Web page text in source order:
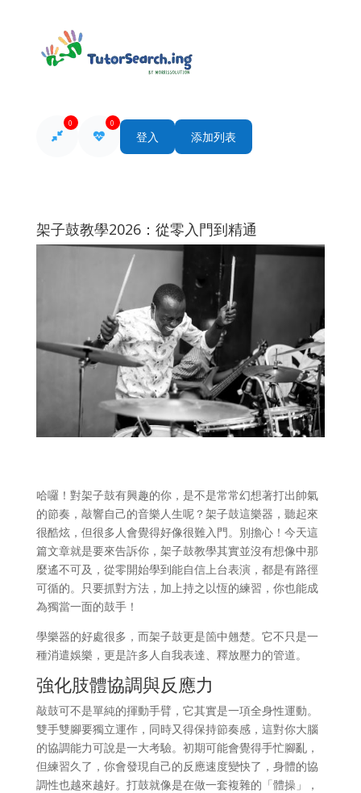
0 0
登入 添加列表
架子鼓教學2026：從零入門到精通
哈囉！對架子鼓有興趣的你，是不是常常幻想著打出帥氣
的節奏，敲響自己的音樂人生呢？架子鼓這樂器，聽起來
很酷炫，但很多人會覺得好像很難入門。別擔心！今天這
篇文章就是要來告訴你，架子鼓教學其實並沒有想像中那
麼遙不可及，從零開始學到能自信上台表演，都是有路徑
可循的。只要抓對方法，加上持之以恆的練習，你也能成
為獨當一面的鼓手！
學樂器的好處很多，而架子鼓更是箇中翹楚。它不只是一
種消遣娛樂，更是許多人自我表達、釋放壓力的管道。
強化肢體協調與反應力
敲鼓可不是單純的揮動手臂，它其實是一項全身性運動。
雙手雙腳要獨立運作，同時又得保持節奏感，這對你大腦
的協調能力可說是一大考驗。初期可能會覺得手忙腳亂，
但練習久了，你會發現自己的反應速度變快了，身體的協
調性也越來越好。打鼓就像是在做一套複雜的「體操」，